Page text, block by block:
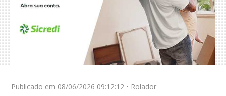
Publicado em 08/06/2026 09:12:12 • Rolador